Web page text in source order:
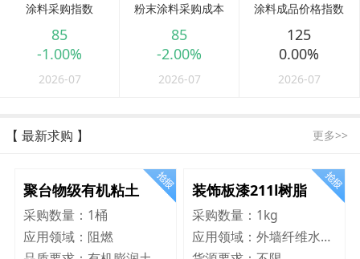
涂料采购指数
85
-1.00%
2026-07
粉末涂料采购成本
85
-2.00%
2026-07
涂料成品价格指数
125
0.00%
2026-07
【 最新求购 】 更多>>
聚台物级有机粘土
采购数量： 1桶
应用领域： 阻燃
装饰板漆211l树脂
采购数量： 1kg
应用领域：
外墙纤维水泥板